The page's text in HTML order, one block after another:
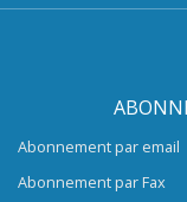
Abonnement par email
Abonnement par Fax